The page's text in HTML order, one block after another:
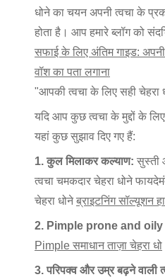
धोने का चयन अपनी त्वचा के
होता है। आप हमारे ब्लॉग को
सफाई के लिए अंतिम गाइड:
वॉश का पता लगाना
"आपकी त्वचा के लिए सही
यदि आप कुछ त्वचा के मुद्दों के
यहां कुछ सुझाव दिए गए हैं:
1. कुल मिलाकर कल्याण: सुस्ती
त्वचा चमकदार चेहरा धोने
चेहरा धोनेब्राइटनिंग सॉल्यूशन
2. Pimple prone and
Pimple समाधान ताज़ा चेहरा धो
3. परिपक्व और उम्र बढ़ने वाली